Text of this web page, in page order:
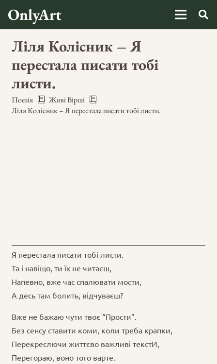
OnlyArt
Ліля Колісник – Я
перестала писати тобі
листи.
Поезія
Живі Вірші
Ліля Колісник – Я перестала писати тобі листи.
Я перестала писати тобі листи.
Та і навіщо, ти їх не читаєш,
Напевно, вже час спалювати мости,
А десь там болить, відчуваєш?
Вже не бажаю чути твоє “Прости”.
Без сенсу ставити коми, коли треба крапки,
Перекреслючи життєво важливі текстИ,
Перегораю, воно того варте.